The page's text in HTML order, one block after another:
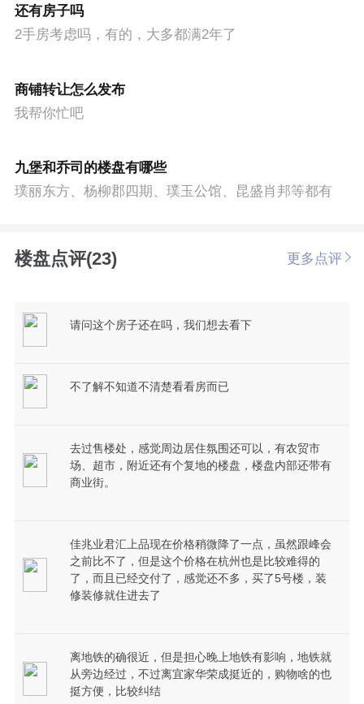
还有房子吗
2手房考虑吗，有的，大多都满2年了
商铺转让怎么发布
我帮你忙吧
九堡和乔司的楼盘有哪些
璞丽东方、杨柳郡四期、璞玉公馆、昆盛肖邦等都有
楼盘点评(23) 更多点评
请问这个房子还在吗，我们想去看下
不了解不知道不清楚看看房而已
去过售楼处，感觉周边居住氛围还可以，有农贸市
场、超市，附近还有个复地的楼盘，楼盘内部还带有
商业街。
佳兆业君汇上品现在价格稍微降了一点，虽然跟峰会
之前比不了，但是这个价格在杭州也是比较难得的
了，而且已经交付了，感觉还不多，买了5号楼，装
修装修就住进去了
离地铁的确很近，但是担心晚上地铁有影响，地铁就
从旁边经过，不过离宜家华荣成挺近的，购物啥的也
挺方便，比较纠结